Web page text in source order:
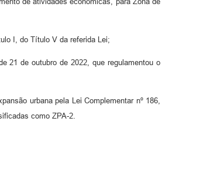
I, do Título V da referida Lei;
21 de outubro de 2022, que regulamentou o
urbana pela Lei Complementar nº 186,
como ZPA-2.